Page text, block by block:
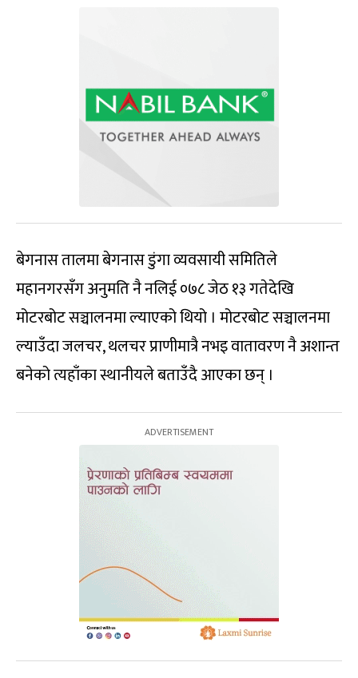
बेगनास तालमा बेगनास डुंगा व्यवसायी समितिले
महानगरसँग अनुमति नै नलिई ०७८ जेठ १३ गतेदेखि
मोटरबोट सञ्चालनमा ल्याएको थियो । मोटरबोट सञ्चालनमा
ल्याउँदा जलचर, थलचर प्राणीमात्रै नभइ वातावरण नै अशान्त
बनेको त्यहाँका स्थानीयले बताउँदै आएका छन् ।